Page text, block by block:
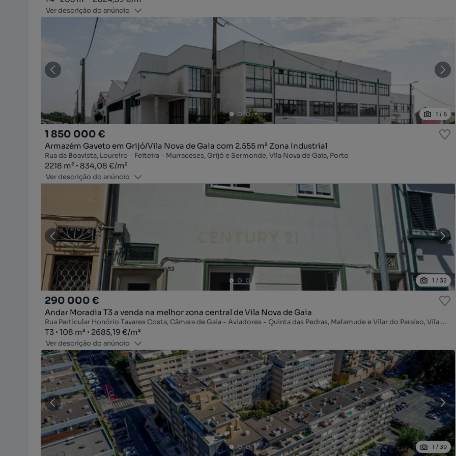
Ver descrição do anúncio
1 / 6
1 850 000 €
Armazém Gaveto em Grijó/Vila Nova de Gaia com 2.555 m² Zona Industrial
Rua da Boavista, Loureiro - Feiteira - Murraceses, Grijó e Sermonde, Vila Nova de Gaia, Porto
Zona
2218 m²
Preço por metro quadrado
834,08 €/m²
Ver descrição do anúncio
1 /32
290 000 €
Andar Moradia T3 a venda na melhor zona central de Vila Nova de Gaia
Rua Particular Honório Tavares Costa, Câmara de Gaia - Aviadores - Quinta das Pedras, Mafamude e Vilar do Paraíso, Vila Nova de Gaia, Porto
Tipologia
T3
Zona108 m²
Preço por metro quadrado
2685,19 €/m²
Ver descrição do anúncio
1 /39